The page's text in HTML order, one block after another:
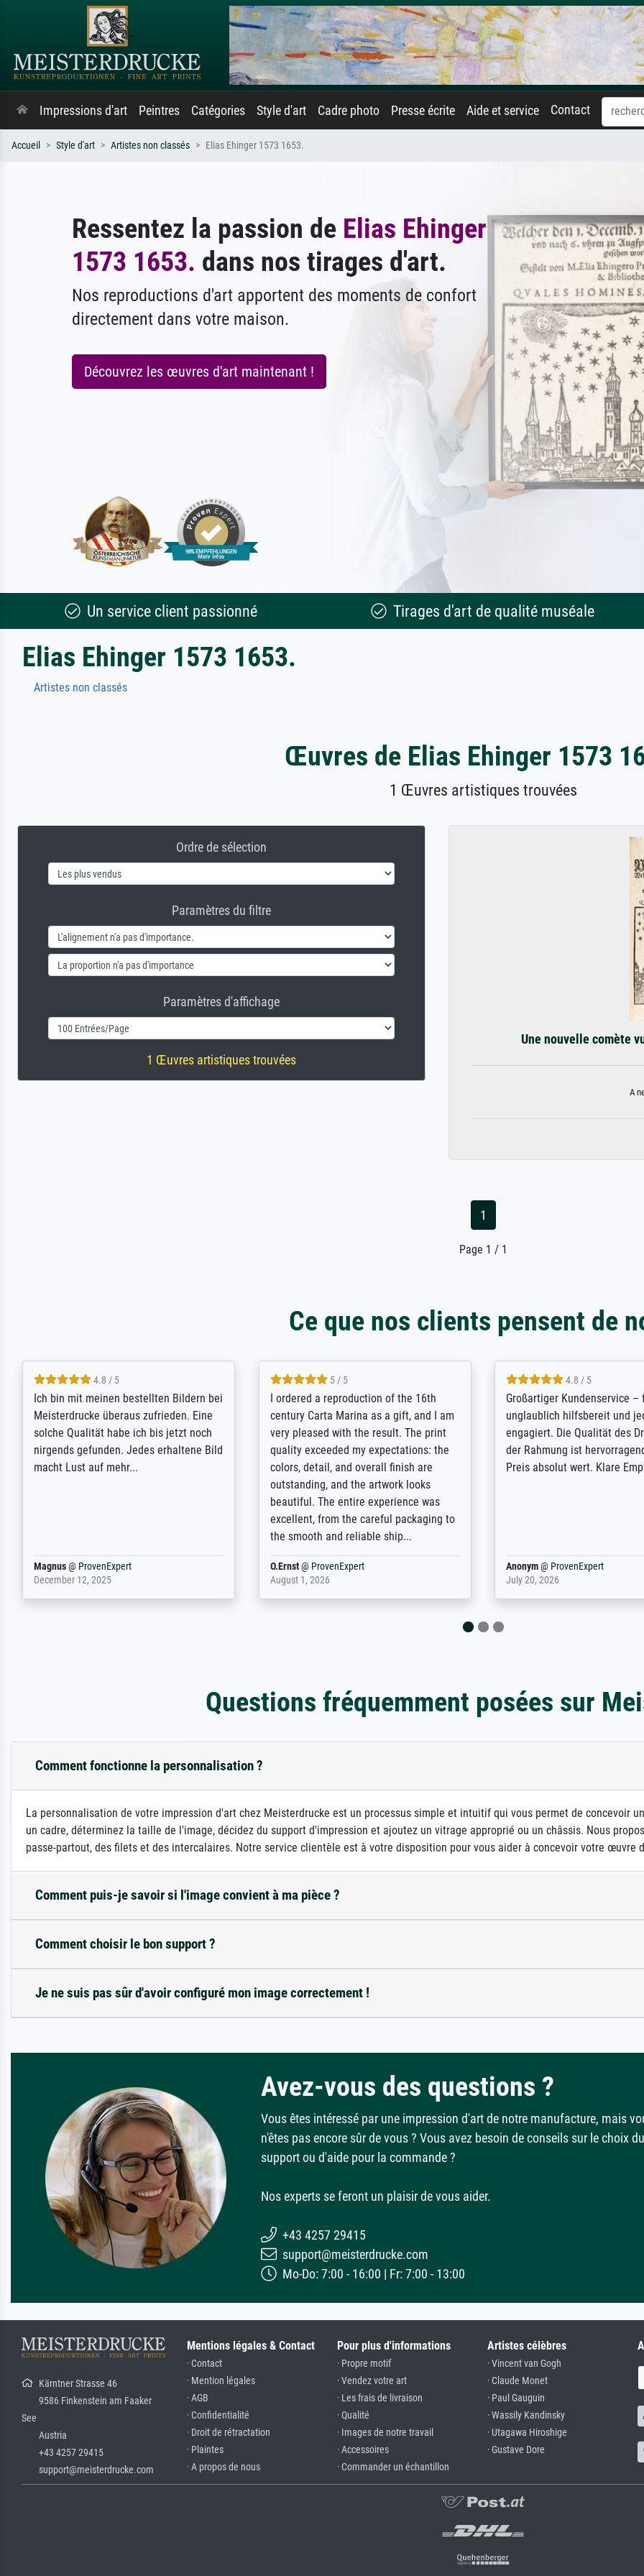
Impressions d'art Peintres Catégories Style d'art Cadre photo Presse écrite Aide et service Contact
Accueil Style d'art Artistes non classés Elias Ehinger 1573 1653.
Ressentez la passion de Elias Ehinger
1573 1653. dans nos tirages d'art.
Nos reproductions d'art apportent des moments de confort
directement dans votre maison.
Découvrez les œuvres d'art maintenant !
Un service client passionné Tirages d'art de qualité muséale
Elias Ehinger 1573 1653.
Artistes non classés
Œuvres de Elias Ehinger 1573
1 Œuvres artistiques trouvées
Ordre de sélection
Paramètres du filtre
Paramètres d'affichage
1 Œuvres artistiques trouvées
Une nouvelle comète
A
1
Page 1 / 1
Ce que nos clients pensent de
5 / 5
Rundum positive Erfahrung. Die
Ausführung des Auftrags hat eine Weile
gedauert, die angekündigte Lieferzeit
wurde aber letztlich sogar etwas
unterschritten. Die Qualität des Papiers
Dr.@ProvenExpert
February 3, 2026
5 / 5
The team at Meisterdrucke strives to
meet its clients demands, and provides
expert advice on how to obtain the best
results for the prints requested by the
client. The company has a vast
repertoire of prints to choose from, and
will provide excellent service also with
regards to prints which are not in that
repertoire. Highly recommended!
Anonym@ProvenExpert
April 22, 2026
5 / 5
Outstanding quality and
support. - the quality of the
excellent and difficult to
from the real thing; it will be
for high-quality art prints
Anonym@ ProvenExpert
January 12, 2026
Questions fréquemment posées sur
Comment fonctionne la personnalisation ?
La personnalisation de votre impression d'art chez Meisterdrucke est un processus simple et intuitif qui vous permet de concevoir
un cadre, déterminez la taille de l'image, décidez du support d'impression et ajoutez un vitrage approprié ou un châssis. Nous
passe-partout, des filets et des intercalaires. Notre service clientèle est à votre disposition pour vous aider à concevoir votre œuvre
Comment puis-je savoir si l'image convient à ma pièce ?
Comment choisir le bon support ?
Je ne suis pas sûr d'avoir configuré mon image correctement !
Avez-vous des questions ?
Vous êtes intéressé par une impression d'art de notre manufacture, mais
n'êtes pas encore sûr de vous ? Vous avez besoin de conseils sur le choix du
support ou d'aide pour la commande ?
Nos experts se feront un plaisir de vous aider.
+43 4257 29415
support@meisterdrucke.com
Mo-Do: 7:00 - 16:00 | Fr: 7:00 - 13:00
Kärntner Strasse 46
9586 Finkenstein am Faaker
See
Austria
+43 4257 29415
support@meisterdrucke.com
Mentions légales & Contact
· Contact
· Mention légales
· AGB
· Confidentialité
· Droit de rétractation
· Plaintes
· A propos de nous
Pour plus d'informations
· Propre motif
· Vendez votre art
· Les frais de livraison
· Qualité
· Images de notre travail
· Accessoires
· Commander un échantillon
Artistes célèbres
· Vincent van Gogh
· Claude Monet
· Paul Gauguin
· Wassily Kandinsky
· Utagawa Hiroshige
· Gustave Dore